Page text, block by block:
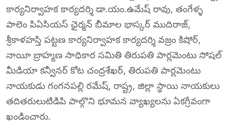
కార్యనిర్వాహక కార్యదర్శి డా.యం.ఉమేష్ రావు, తంగేళ్ళ
పాలెం పిఏసియస్ ఛైర్మన్ బీమాల భాస్కర్ ముదిరాజ్,
శ్రీకాళహస్తి పట్టణ కార్యనిర్వాహక కార్యదర్శి వజ్రం కిషోర్,
నాయీ బ్రాహ్మణ సాధికార సమితి తిరుపతి పార్లమెంటు సోషల్
మీడియా కన్వీనర్‌ కోట చంద్రశేఖర్, తిరుపతి పార్లమెంటు
నాయకుడు గంగనపల్లి రమేష్, రాష్ట్ర, జిల్లా స్థాయి నాయకులు
తదితరులుటిడిపి పాల్గొని భూమన వ్యాఖ్యలను ఏకగ్రీవంగా
ఖండించారు.